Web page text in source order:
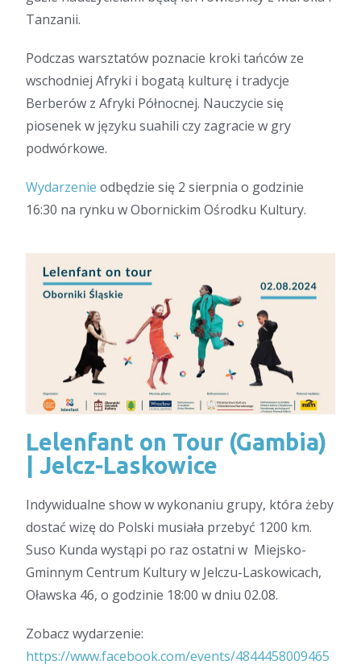
Tanzanii.
Podczas warsztatów poznacie kroki tańców ze
wschodniej Afryki i bogatą kulturę i tradycje
Berberów z Afryki Północnej. Nauczycie się
piosenek w języku suahili czy zagracie w gry
podwórkowe.
Wydarzenie odbędzie się 2 sierpnia o godzinie
16:30 na rynku w Obornickim Ośrodku Kultury.
Lelenfant on Tour (Gambia)
| Jelcz-Laskowice
Indywidualne show w wykonaniu grupy, która żeby
dostać wizę do Polski musiała przebyć 1200 km.
Suso Kunda wystąpi po raz ostatni w Miejsko-
Gminnym Centrum Kultury w Jelczu-Laskowicach,
Oławska 46, o godzinie 18:00 w dniu 02.08.
Zobacz wydarzenie:
https://www.facebook.com/events/4844458009465